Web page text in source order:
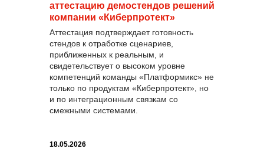
аттестацию демостендов решений
компании «Киберпротект»
Аттестация подтверждает готовность
стендов к отработке сценариев,
приближенных к реальным, и
свидетельствует о высоком уровне
компетенций команды «Платформикс» не
только по продуктам «Киберпротект», но
и по интеграционным связкам со
смежными системами.
18.05.2026